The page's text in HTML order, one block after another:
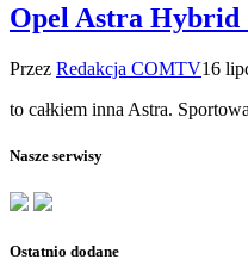
Opel Astra Hybrid
Przez Redakcja COMTV16
to całkiem inna Astra.
Nasze serwisy
Ostatnio dodane